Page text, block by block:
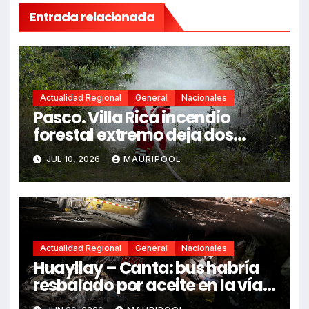
Entrada relacionada
Actualidad Regional General Nacionales
Pasco. Villa Rica incendio
forestal extremo deja dos
fallecidos y heridos
JUL 10, 2026 MAURIPOOL
Actualidad Regional General Nacionales
Huayllay – Canta: bus habría
resbalado por aceite en la vía e
impactó auto siniestrado